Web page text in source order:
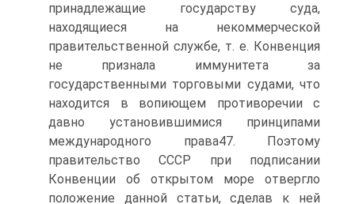
принадлежащие государству суда,
находящиеся на некоммерческой
правительственной службе, т. е. Конвенция
не признала иммунитета за
государственными торговыми судами, что
находится в вопиющем противоречии с
давно установившимися принципами
международного права47. Поэтому
правительство СССР при подписании
Конвенции об открытом море отвергло
положение данной статьи, сделав к ней